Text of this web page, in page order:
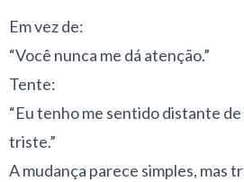
Em vez de:
“Você nunca me dá atenção.”
Tente:
“Eu tenho me sentido distante de
triste.”
A mudança parece simples, mas